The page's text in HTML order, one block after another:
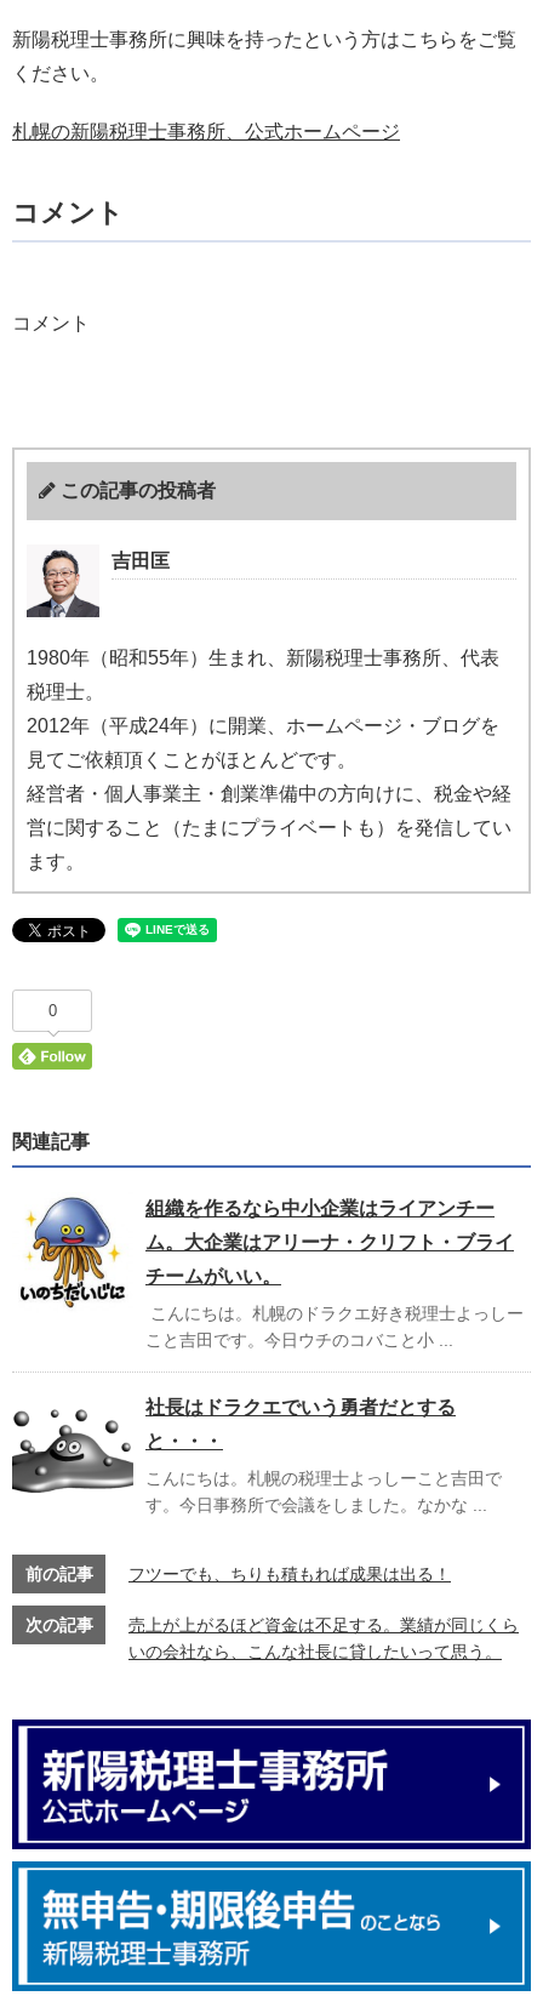
新陽税理士事務所に興味を持ったという方はこちらをご覧
ください。
札幌の新陽税理士事務所、公式ホームページ
コメント
コメント
この記事の投稿者
吉田匡
1980年（昭和55年）生まれ、新陽税理士事務所、代表
税理士。
2012年（平成24年）に開業、ホームページ・ブログを
見てご依頼頂くことがほとんどです。
経営者・個人事業主・創業準備中の方向けに、税金や経
営に関すること（たまにプライベートも）を発信してい
ます。
0
関連記事
組織を作るなら中小企業はライアンチー
ム。大企業はアリーナ・クリフト・ブライ
チームがいい。
こんにちは。札幌のドラクエ好き税理士よっしー
こと吉田です。今日ウチのコバこと小 ...
社長はドラクエでいう勇者だとする
と・・・
こんにちは。札幌の税理士よっしーこと吉田で
す。今日事務所で会議をしました。なかな ...
前の記事 フツーでも、ちりも積もれば成果は出る！
次の記事
売上が上がるほど資金は不足する。業績が同じくら
いの会社なら、こんな社長に貸したいって思う。